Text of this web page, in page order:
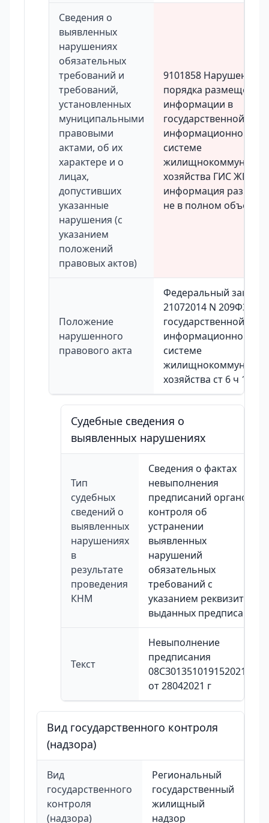
Сведения о
выявленных
нарушениях
обязательных
требований и
требований,
установленных
муниципальными
правовыми
актами, об их
характере и о
лицах,
допустивших
указанные
нарушения (с
указанием
положений
правовых актов)
9101858 Нарушение
порядка размещения
информации в
государственной
информационной
системе
хозяйства ГИС ЖКХ
информация
не в полном объеме
Положение
нарушенного
правового акта
Федеральный закон
21072014 N 209ФЗ О
государственной
информационной
системе
хозяйства ст 6 ч 1 п 23
Судебные сведения о
выявленных нарушениях
Тип
судебных
сведений о
выявленных
нарушениях
в
результате
проведения
КНМ
Сведения о фактах
невыполнения
предписаний органов
контроля об
устранении
выявленных
нарушений
обязательных
требований с
указанием реквизитов
выданных предписаний
Текст
Невыполнение
предписания
08СЗ01351019152021146
от 28042021 г
Вид государственного контроля
(надзора)
Вид
государственного
контроля
(надзора)
Региональный
государственный
жилищный
надзор